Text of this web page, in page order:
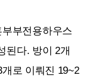
부전용하우스
된다. 방이 2개
로 이뤄진 19~2